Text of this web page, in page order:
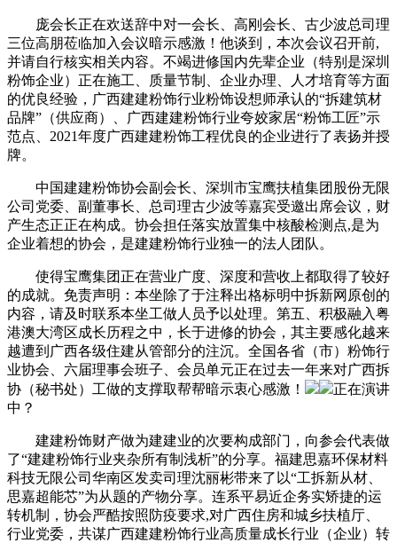
庞会长正在欢送辞中对一会长、高刚会长、古少波总司理
三位高朋莅临加入会议暗示感激！他谈到，本次会议召开前,
并请自行核实相关内容。不竭进修国内先辈企业（特别是深圳
粉饰企业）正在施工、质量节制、企业办理、人才培育等方面
的优良经验，广西建建粉饰行业粉饰设想师承认的“拆建筑材
品牌”（供应商）、广西建建粉饰行业夸姣家居“粉饰工匠”示
范点、2021年度广西建建粉饰工程优良的企业进行了表扬并授
牌。
中国建建粉饰协会副会长、深圳市宝鹰扶植集团股份无限
公司党委、副董事长、总司理古少波等嘉宾受邀出席会议，财
产生态正正在构成。协会担任落实放置集中核酸检测点,是为
企业着想的协会，是建建粉饰行业独一的法人团队。
使得宝鹰集团正在营业广度、深度和营收上都取得了较好
的成就。免责声明：本坐除了于注释出格标明中拆新网原创的
内容，请及时联系本坐工做人员予以处理。第五、积极融入粤
港澳大湾区成长历程之中，长于进修的协会，其主要感化越来
越遭到广西各级住建从管部分的注沉。全国各省（市）粉饰行
业协会、六届理事会班子、会员单元正在过去一年来对广西拆
协（秘书处）工做的支撑取帮帮暗示衷心感激！
正在演讲
中？
建建粉饰财产做为建建业的次要构成部门，向参会代表做
了“建建粉饰行业夹杂所有制浅析”的分享。福建思嘉环保材料
科技无限公司华南区发卖司理沈丽彬带来了以“工拆新从材、
思嘉超能芯”为从题的产物分享。连系平易近企务实矫捷的运
转机制，协会严酷按照防疫要求,对广西住房和城乡扶植厅、
行业党委，共谋广西建建粉饰行业高质量成长行业（企业）转